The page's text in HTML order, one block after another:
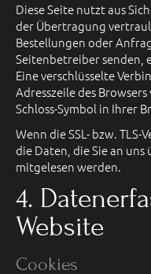
Diese Seite nutzt aus
der Übertragung
Bestellungen oder
Seitenbetreiber senden,
Eine verschlüsselte
Adresszeile des Browsers
Schloss-Symbol in Ihrer
Wenn die SSL- bzw.
die Daten, die Sie an
mitgelesen werden.
4.
Website
Cookies